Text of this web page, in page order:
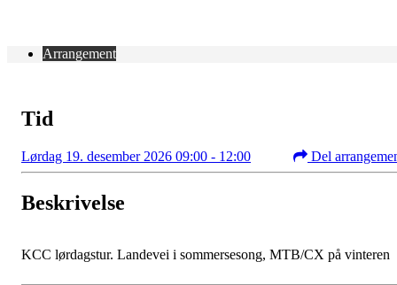
Arrangement
Tid
Lørdag 19. desember 2026 09:00 - 12:00 Del
Beskrivelse
KCC lørdagstur. Landevei i sommersesong, MTB/CX på vinteren